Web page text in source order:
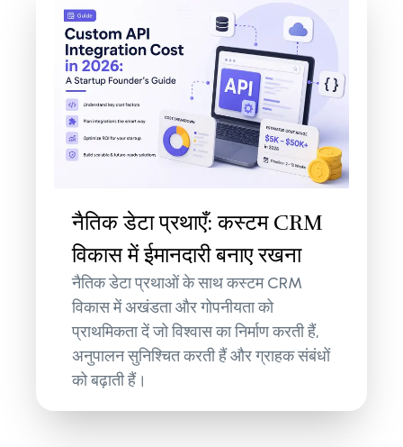
नैतिक डेटा प्रथाएँ: कस्टम CRM
विकास में ईमानदारी बनाए रखना
नैतिक डेटा प्रथाओं के साथ कस्टम CRM
विकास में अखंडता और गोपनीयता को
प्राथमिकता दें जो विश्वास का निर्माण करती हैं,
अनुपालन सुनिश्चित करती हैं और ग्राहक संबंधों
को बढ़ाती हैं।